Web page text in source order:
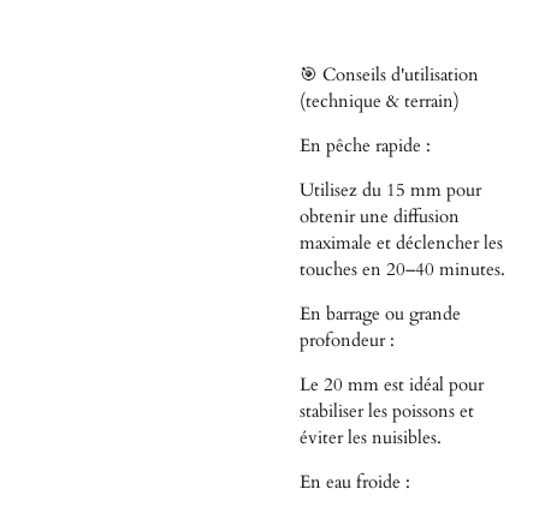
🎯 Conseils d'utilisation
(technique & terrain)
En pêche rapide :
Utilisez du 15 mm pour
obtenir une diffusion
maximale et déclencher les
touches en 20–40 minutes.
En barrage ou grande
profondeur :
Le 20 mm est idéal pour
stabiliser les poissons et
éviter les nuisibles.
En eau froide :